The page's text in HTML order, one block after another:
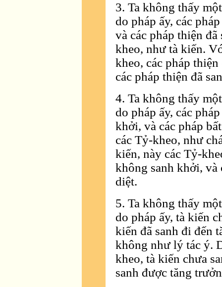
3. Ta không thấy
do pháp ấy, các
và các pháp thiện
kheo, như tà kiến.
kheo, các pháp
các pháp thiện đã
4. Ta không thấy
do pháp ấy, các
khởi, và các pháp
các Tỷ-kheo, như
kiến, này các Tỷ-
không sanh khởi, và
diệt.
5. Ta không thấy
do pháp ấy, tà kiến
kiến đã sanh đi đến
không như lý tác ý.
kheo, tà kiến chưa
sanh được tăng